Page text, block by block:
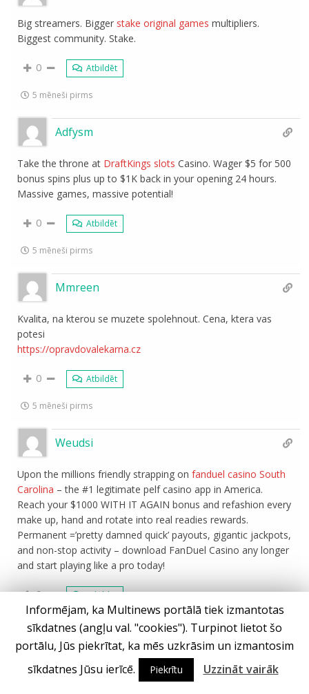
Big streamers. Bigger stake original games multipliers.
Biggest community. Stake.
0 Atbildēt
5 mēneši pirms
Adfysm
Take the throne at DraftKings slots Casino. Wager $5 for 500
bonus spins plus up to $1K back in your opening 24 hours.
Massive games, massive potential!
0 Atbildēt
5 mēneši pirms
Mmreen
Kvalita, na kterou se muzete spolehnout. Cena, ktera vas
potesi
https://opravdovalekarna.cz
0 Atbildēt
5 mēneši pirms
Weudsi
Upon the millions friendly strapping onfanduel casino South
Carolina – the #1 legitimate pelf casino app in America.
Reach your $1000 WITH IT AGAIN bonus and refashion every
make up, hand and rotate into real readies rewards.
Permanent =’pretty damned quick’ payouts, gigantic jackpots,
and non-stop activity – download FanDuel Casino any longer
and start playing like a pro today!
0 Atbildēt
4 mēneši pirms
Informējam, ka Multinews portālā tiek izmantotas
sīkdatnes (angļu val. "cookies"). Turpinot lietot šo
portālu, Jūs piekrītat, ka mēs uzkrāsim un izmantosim
sīkdatnes Jūsu ierīcē.
Piekrītu Uzzināt vairāk